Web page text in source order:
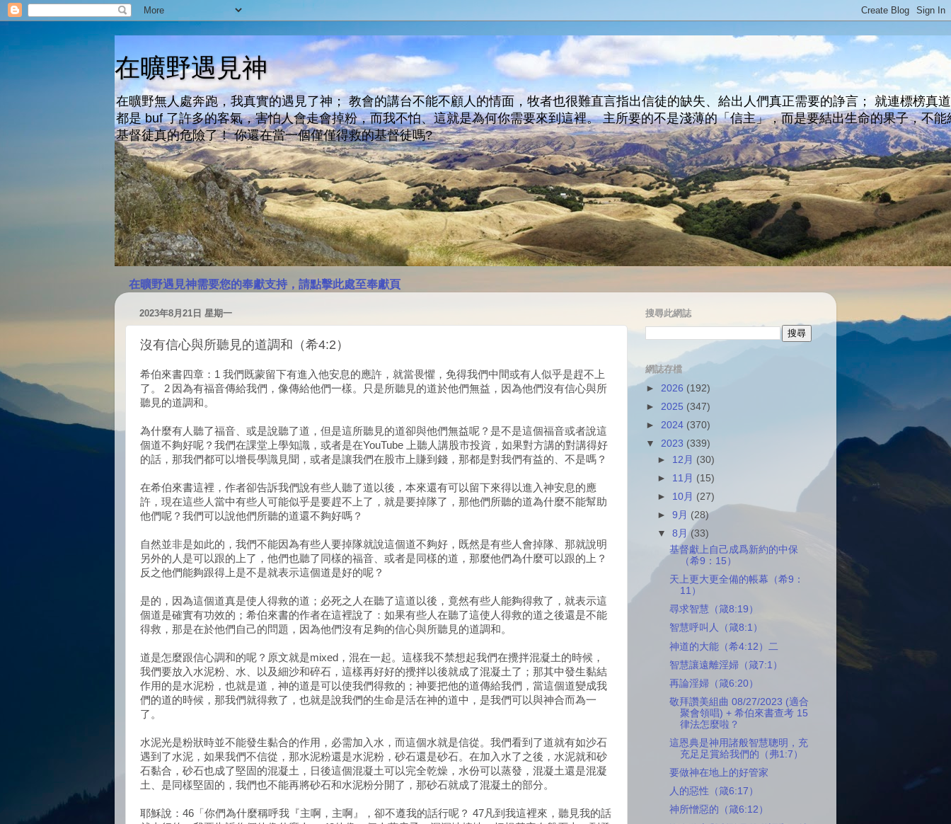
在曠野遇見神
在曠野無人處奔跑，我真實的遇見了神； 教會的講台不能不顧人的情面，牧者也很難直言指出信徒的缺失、給出人們真正需要的諍言； 就連標榜真
都是 buf 了許多的客氣，害怕人會走會掉粉，而我不怕、這就是為何你需要來到這裡。 主所要的不是淺薄的「信主」，而是要結出生命的果子，不能
基督徒真的危險了！ 你還在當一個僅僅得救的基督徒嗎?
在曠野遇見神需要您的奉獻支持，請點擊此處至奉獻頁
2023年8月21日 星期一
沒有信心與所聽見的道調和（希4:2）
希伯來書四章：1 我們既蒙留下有進入他安息的應許，就當畏懼，免得我們中間或有人似乎是趕不上
了。 2 因為有福音傳給我們，像傳給他們一樣。只是所聽見的道於他們無益，因為他們沒有信心與所
聽見的道調和。
為什麼有人聽了福音、或是說聽了道，但是這所聽見的道卻與他們無益呢？是不是這個福音或者說這
個道不夠好呢？我們在課堂上學知識，或者是在YouTube 上聽人講股市投資，如果對方講的對講得好
的話，那我們都可以增長學識見聞，或者是讓我們在股市上賺到錢，那都是對我們有益的、不是嗎？
在希伯來書這裡，作者卻告訴我們說有些人聽了道以後，本來還有可以留下來得以進入神安息的應
許，現在這些人當中有些人可能似乎是要趕不上了，就是要掉隊了，那他們所聽的道為什麼不能幫助
他們呢？我們可以說他們所聽的道還不夠好嗎？
自然並非是如此的，我們不能因為有些人要掉隊就說這個道不夠好，既然是有些人會掉隊、那就說明
另外的人是可以跟的上了，他們也聽了同樣的福音、或者是同樣的道，那麼他們為什麼可以跟的上？
反之他們能夠跟得上是不是就表示這個道是好的呢？
是的，因為這個道真是使人得救的道；必死之人在聽了這道以後，竟然有些人能夠得救了，就表示這
個道是確實有功效的；希伯來書的作者在這裡說了：如果有些人在聽了這使人得救的道之後還是不能
得救，那是在於他們自己的問題，因為他們沒有足夠的信心與所聽見的道調和。
道是怎麼跟信心調和的呢？原文就是mixed，混在一起。這樣我不禁想起我們在攪拌混凝土的時候，
我們要放入水泥粉、水、以及細沙和碎石，這樣再好好的攪拌以後就成了混凝土了；那其中發生黏結
作用的是水泥粉，也就是道，神的道是可以使我們得救的；神要把他的道傳給我們，當這個道變成我
們的道的時候，那我們就得救了，也就是說我們的生命是活在神的道中，是我們可以與神合而為一
了。
水泥光是粉狀時並不能發生黏合的作用，必需加入水，而這個水就是信從。我們看到了道就有如沙石
遇到了水泥，如果我們不信從，那水泥粉還是水泥粉，砂石還是砂石。在加入水了之後，水泥就和砂
石黏合，砂石也成了堅固的混凝土，日後這個混凝土可以完全乾燥，水份可以蒸發，混凝土還是混凝
土、是同樣堅固的，我們也不能再將砂石和水泥粉分開了，那砂石就成了混凝土的部分。
耶穌說：46「你們為什麼稱呼我『主啊，主啊』，卻不遵我的話行呢？ 47凡到我這裡來，聽見我的話
搜尋此網誌
網誌存檔
► 2026 (192)
► 2025 (347)
► 2024 (370)
▼ 2023 (339)
► 12月 (30)
► 11月 (15)
► 10月 (27)
►9月 (28)
▼8月(33)
基督獻上自己成爲新約的中保
（希9：15）
天上更大更全備的帳幕（希9：
11）
尋求智慧（箴8:19）
智慧呼叫人（箴8:1）
神道的大能（希4:12）二
智慧讓遠離淫婦（箴7:1）
再論淫婦（箴6:20）
敬拜讚美組曲 08/27/2023 (適合
聚會領唱) + 希伯來書查考 15
律法怎麼啦？
這恩典是神用諸般智慧聰明，充
充足足賞給我們的（弗1:7）
要做神在地上的好管家
人的惡性（箴6:17）
神所憎惡的（箴6:12）